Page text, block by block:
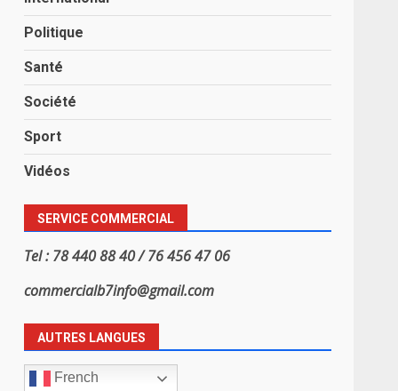
Politique
Santé
Société
Sport
Vidéos
SERVICE COMMERCIAL
Tel : 78 440 88 40 / 76 456 47 06
commercialb7info@gmail.com
AUTRES LANGUES
French